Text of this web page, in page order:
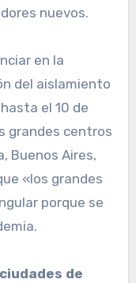
nuevos.
en la
del aislamiento
el 10 de
grandes centros
Buenos Aires,
«los grandes
porque se
de